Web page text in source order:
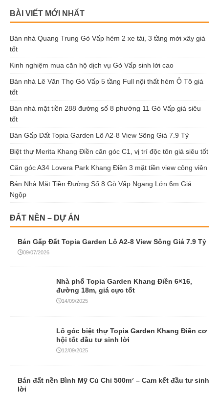
BÀI VIẾT MỚI NHẤT
Bán nhà Quang Trung Gò Vấp hẻm 2 xe tải, 3 tầng mới xây giá
tốt
Kinh nghiệm mua căn hộ dịch vụ Gò Vấp sinh lời cao
Bán nhà Lê Văn Thọ Gò Vấp 5 tầng Full nội thất hẻm Ô Tô giá
tốt
Bán nhà mặt tiền 288 đường số 8 phường 11 Gò Vấp giá siêu
tốt
Bán Gấp Đất Topia Garden Lô A2-8 View Sông Giá 7.9 Tỷ
Biệt thự Merita Khang Điền căn góc C1, vị trí độc tôn giá siêu tốt
Căn góc A34 Lovera Park Khang Điền 3 mặt tiền view công viên
Bán Nhà Mặt Tiền Đường Số 8 Gò Vấp Ngang Lớn 6m Giá
Ngộp
ĐẤT NỀN – DỰ ÁN
Bán Gấp Đất Topia Garden Lô A2-8 View Sông Giá 7.9 Tỷ
09/07/2026
Nhà phố Topia Garden Khang Điền 6×16,
đường 18m, giá cực tốt
14/09/2025
Lô góc biệt thự Topia Garden Khang Điền cơ
hội tốt đầu tư sinh lời
12/09/2025
Bán đất nền Bình Mỹ Củ Chi 500m² – Cam kết đầu tư sinh
lời